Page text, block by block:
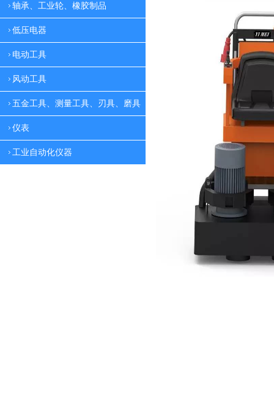
轴承、工业轮、橡胶制品
低压电器
电动工具
风动工具
五金工具、测量工具、刃具、磨具
仪表
工业自动化仪器